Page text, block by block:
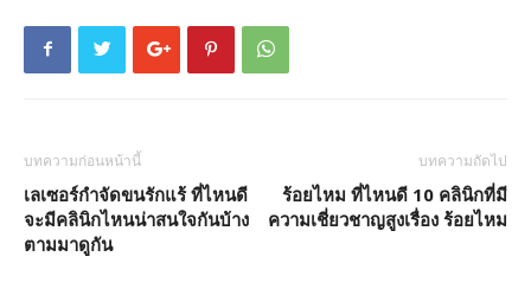
บทความก่อนหน้านี้
เลเซอร์กำจัดขนรักแร้ ที่ไหนดี
จะมีคลินิกไหนน่าสนใจกันบ้าง
ตามมาดูกัน
บทความถัดไป
ร้อยไหม ที่ไหนดี 10 คลินิกที่มี
ความเชี่ยวชาญสูงเรื่อง ร้อยไหม